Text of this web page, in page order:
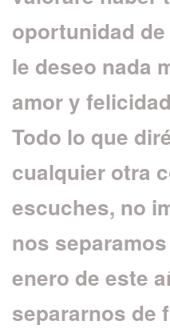
oportunidad
le deseo nada
amor y
Todo lo que
cualquier otra
escuches, no
nos
enero de este
separarnos de